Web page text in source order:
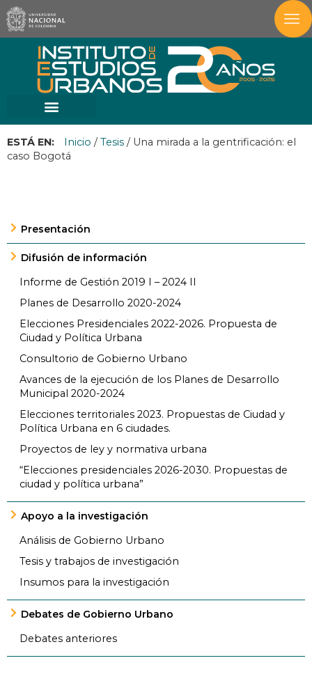
ESTÁ EN: Inicio /Tesis / Una mirada a la gentrificación: el
caso Bogotá
Presentación
Difusión de información
Informe de Gestión 2019 I – 2024 II
Planes de Desarrollo 2020-2024
Elecciones Presidenciales 2022-2026. Propuesta de
Ciudad y Política Urbana
Consultorio de Gobierno Urbano
Avances de la ejecución de los Planes de Desarrollo
Municipal 2020-2024
Elecciones territoriales 2023. Propuestas de Ciudad y
Política Urbana en 6 ciudades.
Proyectos de ley y normativa urbana
“Elecciones presidenciales 2026-2030. Propuestas de
ciudad y política urbana”
Apoyo a la investigación
Análisis de Gobierno Urbano
Tesis y trabajos de investigación
Insumos para la investigación
Debates de Gobierno Urbano
Debates anteriores